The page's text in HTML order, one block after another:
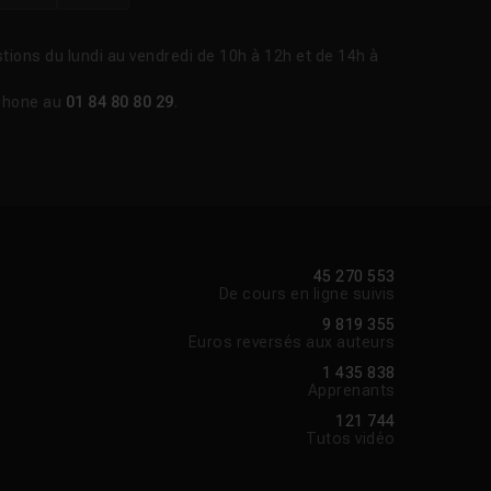
du lundi au vendredi de 10h à 12h et de 14h à
au 01 84 80 80 29.
45 270 553
De cours en ligne suivis
9 819 355
Euros reversés aux auteurs
1 435 838
Apprenants
121 744
Tutos vidéo